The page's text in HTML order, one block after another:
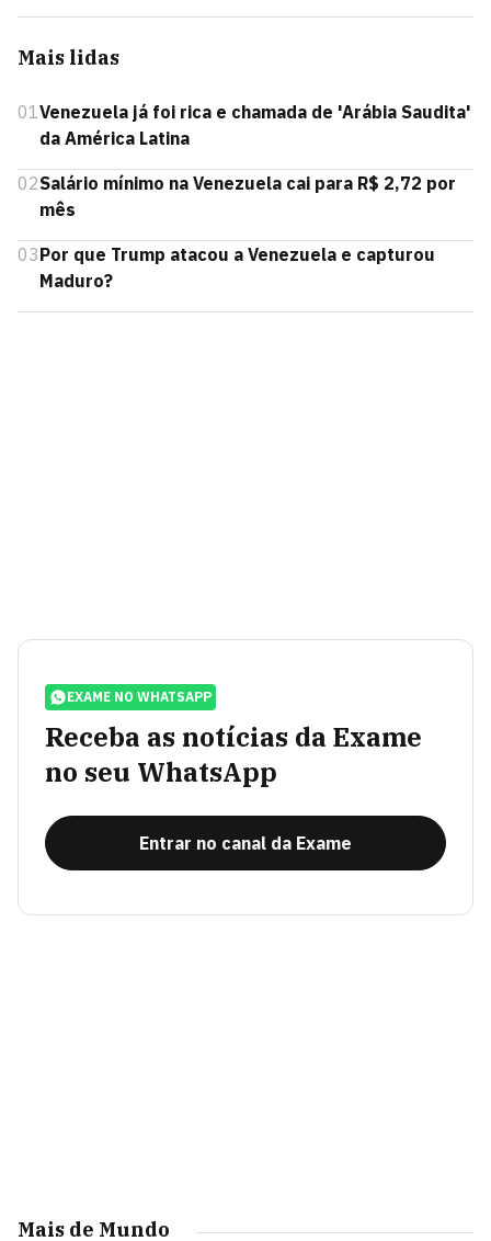
Mais lidas
01Venezuela já foi rica e chamada de 'Arábia Saudita'
da América Latina
02Salário mínimo na Venezuela cai para R$ 2,72 por
mês
03Por que Trump atacou a Venezuela e capturou
Maduro?
EXAME NO WHATSAPP
Receba as notícias da Exame
no seu WhatsApp
Entrar no canal da Exame
Mais de Mundo